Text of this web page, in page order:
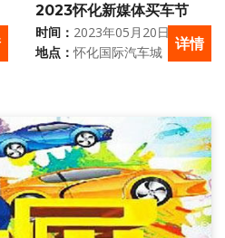
2023怀化新媒体买车节
时间： 2023年05月20日 - 05月
21日
地点：怀化国际汽车城 详情